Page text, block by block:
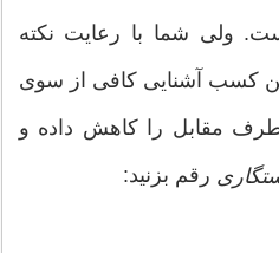
ولی شما با رعایت نکته
کسب آشنایی کافی از سوی
مقابل را کاهش داده و
رقم بزنید: